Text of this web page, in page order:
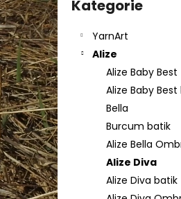
s
t
r
a
n
n
í
p
a
n
Přeskočit
kategorie
Kategorie
YarnArt
Alize
Alize Baby Best
Alize Baby
Bella
Burcum batik
Alize Bella
Alize Diva
Alize Diva batik